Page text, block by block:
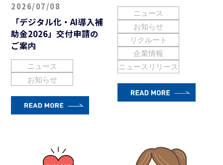
2026/07/08
「デジタル化・AI導入補
助金2026」交付申請の
ご案内
ニュース
お知らせ
ニュース
お知らせ
リクルート
企業情報
ニュースリリース